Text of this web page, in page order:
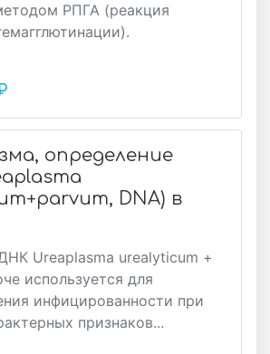
РПГА (реакция
определение
DNA) в
Ureaplasma urealyticum +
используется для
инфицированности при
признаков...